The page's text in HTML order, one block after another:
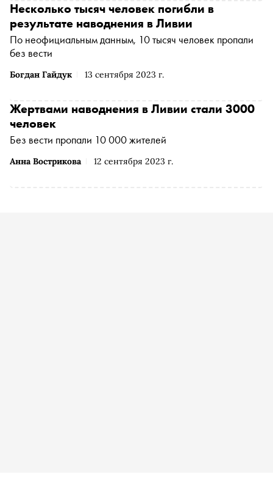
Богдан Гайдук 13 сентября 2023 г.
Несколько тысяч человек погибли в
результате наводнения в Ливии
По неофициальным данным, 10 тысяч человек пропали
без вести
Анна Вострикова 12 сентября 2023 г.
Жертвами наводнения в Ливии стали 3000
человек
Без вести пропали 10 000 жителей